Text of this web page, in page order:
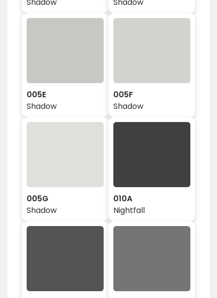
005E
Shadow
005F
Shadow
005G
Shadow
010A
Nightfall